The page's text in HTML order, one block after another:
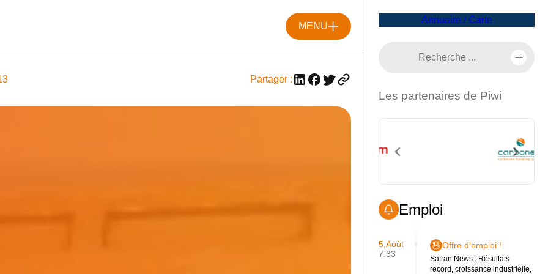
MENU
Partager :
Annuaire / Carte
Les partenaires de Piwi
Emploi
5,Août
7:33
Offre d'emploi !
Safran News : Résultats
record, croissance industrielle,